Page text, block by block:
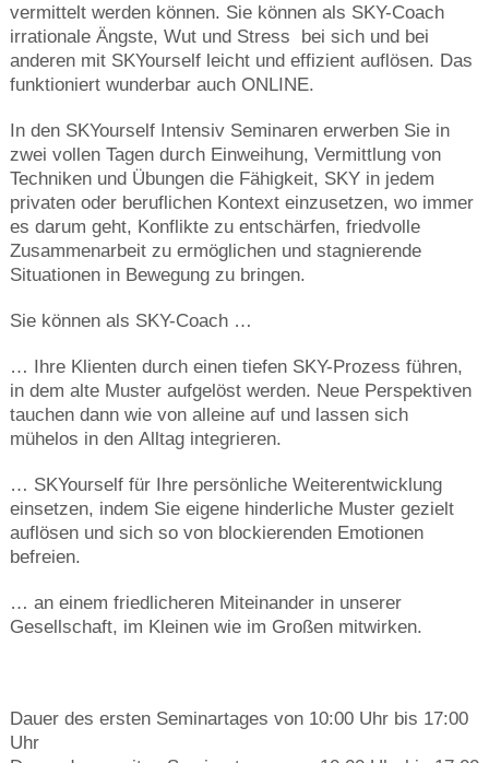
vermittelt werden können. Sie können als SKY-Coach
irrationale Ängste, Wut und Stress bei sich und bei
anderen mit SKYourself leicht und effizient auflösen. Das
funktioniert wunderbar auch ONLINE.
In den SKYourself Intensiv Seminaren erwerben Sie in
zwei vollen Tagen durch Einweihung, Vermittlung von
Techniken und Übungen die Fähigkeit, SKY in jedem
privaten oder beruflichen Kontext einzusetzen, wo immer
es darum geht, Konflikte zu entschärfen, friedvolle
Zusammenarbeit zu ermöglichen und stagnierende
Situationen in Bewegung zu bringen.
Sie können als SKY-Coach …
… Ihre Klienten durch einen tiefen SKY-Prozess führen,
in dem alte Muster aufgelöst werden. Neue Perspektiven
tauchen dann wie von alleine auf und lassen sich
mühelos in den Alltag integrieren.
… SKYourself für Ihre persönliche Weiterentwicklung
einsetzen, indem Sie eigene hinderliche Muster gezielt
auflösen und sich so von blockierenden Emotionen
befreien.
… an einem friedlicheren Miteinander in unserer
Gesellschaft, im Kleinen wie im Großen mitwirken.
Dauer des ersten Seminartages von 10:00 Uhr bis 17:00
Uhr